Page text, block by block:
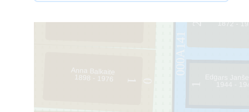
000A141
0
1
2
Anna Balkaite
1898 - 1976
1872 -